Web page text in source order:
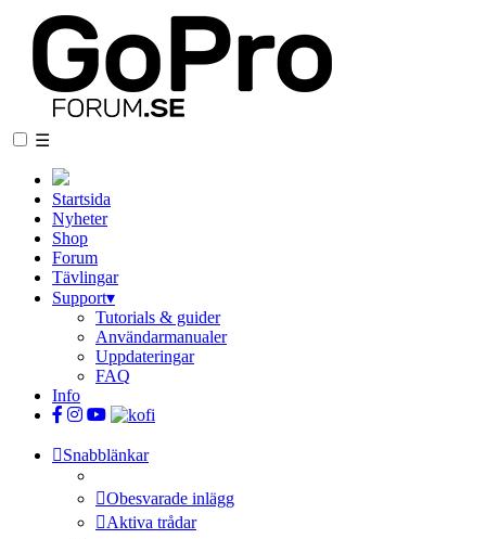
☰
Startsida
Nyheter
Shop
Forum
Tävlingar
Support▾
Tutorials & guider
Användarmanualer
Uppdateringar
FAQ
Info
Snabblänkar
Obesvarade inlägg
Aktiva trådar